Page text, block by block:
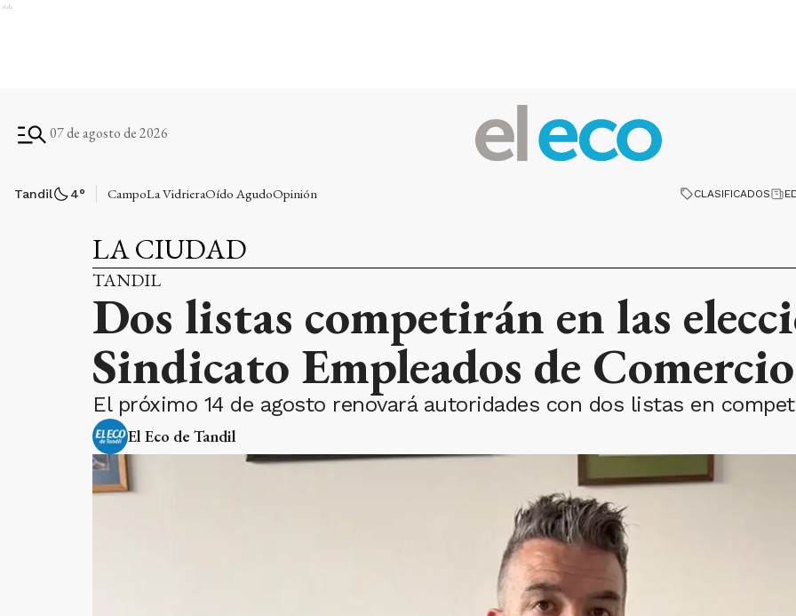
Ads
07 de agosto de 2026
Tandil 4° CampoLa VidrieraOído AgudoOpinión CLASIFICADOS
LA CIUDAD
TANDIL
Dos listas competirán en las
Sindicato Empleados de Comercio
El próximo 14 de agosto renovará autoridades con dos listas en
El Eco de Tandil